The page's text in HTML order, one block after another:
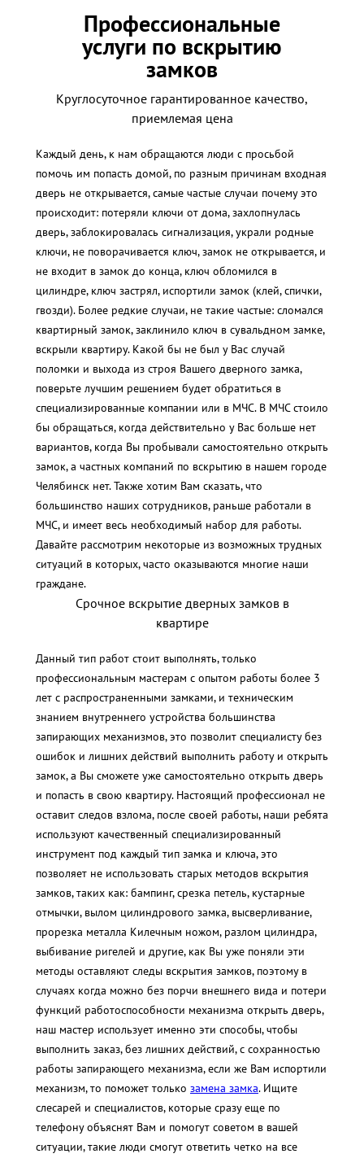
Профессиональные
услуги по вскрытию
замков
Круглосуточное гарантированное качество,
приемлемая цена
Каждый день, к нам обращаются люди с просьбой
помочь им попасть домой, по разным причинам входная
дверь не открывается, самые частые случаи почему это
происходит: потеряли ключи от дома, захлопнулась
дверь, заблокировалась сигнализация, украли родные
ключи, не поворачивается ключ, замок не открывается, и
не входит в замок до конца, ключ обломился в
цилиндре, ключ застрял, испортили замок (клей, спички,
гвозди). Более редкие случаи, не такие частые: сломался
квартирный замок, заклинило ключ в сувальдном замке,
вскрыли квартиру. Какой бы не был у Вас случай
поломки и выхода из строя Вашего дверного замка,
поверьте лучшим решением будет обратиться в
специализированные компании или в МЧС. В МЧС стоило
бы обращаться, когда действительно у Вас больше нет
вариантов, когда Вы пробывали самостоятельно открыть
замок, а частных компаний по вскрытию в нашем городе
Челябинск нет. Также хотим Вам сказать, что
большинство наших сотрудников, раньше работали в
МЧС, и имеет весь необходимый набор для работы.
Давайте рассмотрим некоторые из возможных трудных
ситуаций в которых, часто оказываются многие наши
граждане.
Срочное вскрытие дверных замков в
квартире
Данный тип работ стоит выполнять, только
профессиональным мастерам с опытом работы более 3
лет с распространенными замками, и техническим
знанием внутреннего устройства большинства
запирающих механизмов, это позволит специалисту без
ошибок и лишних действий выполнить работу и открыть
замок, а Вы сможете уже самостоятельно открыть дверь
и попасть в свою квартиру. Настоящий профессионал не
оставит следов взлома, после своей работы, наши ребята
используют качественный специализированный
инструмент под каждый тип замка и ключа, это
позволяет не использовать старых методов вскрытия
замков, таких как: бампинг, срезка петель, кустарные
отмычки, вылом цилиндрового замка, высверливание,
прорезка металла Килечным ножом, разлом цилиндра,
выбивание ригелей и другие, как Вы уже поняли эти
методы оставляют следы вскрытия замков, поэтому в
случаях когда можно без порчи внешнего вида и потери
функций работоспособности механизма открыть дверь,
наш мастер использует именно эти способы, чтобы
выполнить заказ, без лишних действий, с сохранностью
работы запирающего механизма, если же Вам испортили
механизм, то поможет только замена замка. Ищите
слесарей и специалистов, которые сразу еще по
телефону объяснят Вам и помогут советом в вашей
ситуации, такие люди смогут ответить четко на все